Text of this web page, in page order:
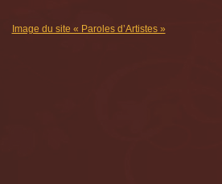
Image du site « Paroles d’Artistes »